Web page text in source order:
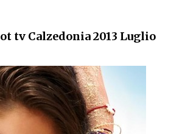
tv Calzedonia 2013 Luglio